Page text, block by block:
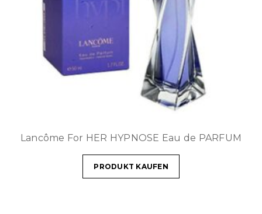
Lancôme For HER HYPNOSE Eau de PARFUM
PRODUKT KAUFEN